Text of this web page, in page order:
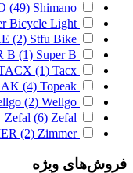
(49) Shimano
Bicycle Light
(2) Stfu Bike
B (1) Super B
(1) Tacx
(4) Topeak
(2) Wellgo
Zefal (6) Zefal
(2) Zimmer
فروش‌های ویژه